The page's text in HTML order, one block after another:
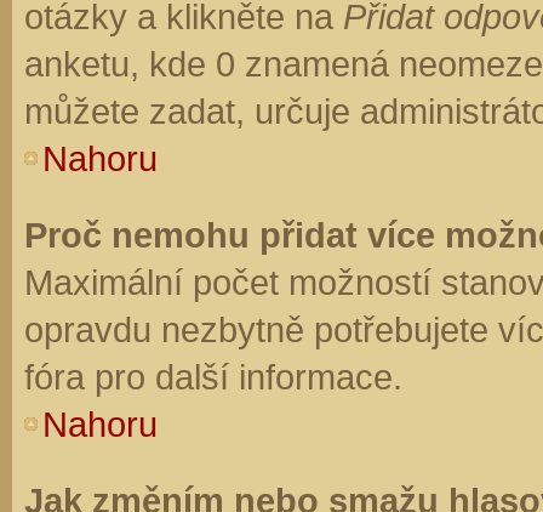
otázky a klikněte na Přidat
anketu, kde 0 znamená
můžete zadat, určuje
Nahoru
Proč nemohu přidat více
Maximální počet možností
opravdu nezbytně potřebujete
fóra pro další informace.
Nahoru
Jak změním nebo smažu